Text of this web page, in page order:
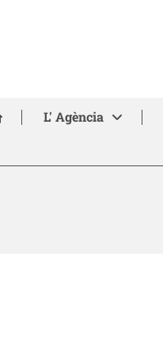
Inici L' Agència